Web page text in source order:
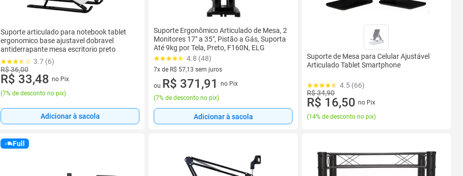
Suporte articulado para notebook tablet
ergonomico base ajustavel dobravel
antiderrapante mesa escritorio preto
3.7 (6)
R$ 36,00
R$ 33,48 no Pix
(7% de desconto no pix)
Adicionar à sacola
Suporte Ergonômico Articulado de Mesa, 2
Monitores 17" a 35", Pistão a Gás, Suporta
Até 9kg por Tela, Preto, F160N, ELG
4.8 (48)
7x de R$ 57,13 sem juros
7 vez de R$ 57,13 sem juros
ou R$ 371,91
no Pix
(7% de desconto no pix)
Adicionar à sacola
Suporte de Mesa para Celular Ajustável
Articulado Tablet Smartphone
4.5 (66)
R$ 34,90
R$ 16,50 no Pix
(14% de desconto no pix)
Full